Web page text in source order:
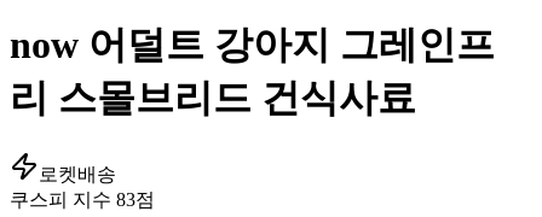
now 어덜트 강아지 그레인프
리 스몰브리드 건식사료
로켓배송
쿠스피 지수 83점